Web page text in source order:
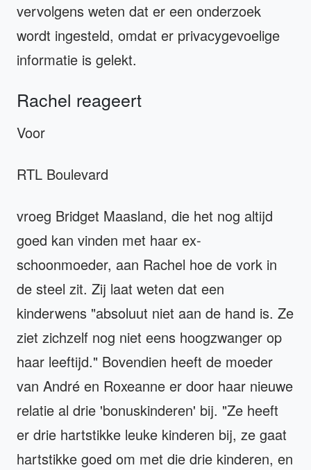
vervolgens weten dat er een onderzoek
wordt ingesteld, omdat er privacygevoelige
informatie is gelekt.
Rachel reageert
Voor
RTL Boulevard
vroeg Bridget Maasland, die het nog altijd
goed kan vinden met haar ex-
schoonmoeder, aan Rachel hoe de vork in
de steel zit. Zij laat weten dat een
kinderwens "absoluut niet aan de hand is. Ze
ziet zichzelf nog niet eens hoogzwanger op
haar leeftijd." Bovendien heeft de moeder
van André en Roxeanne er door haar nieuwe
relatie al drie 'bonuskinderen' bij. "Ze heeft
er drie hartstikke leuke kinderen bij, ze gaat
hartstikke goed om met die drie kinderen, en